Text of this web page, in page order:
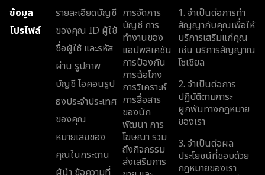
ข้อมูล
โปรไฟล์
รายละเอียดบัญชี
ของคุณ ID ผู้ใช้
ชื่อผู้ใช้ และรหัส
ผ่าน รูปภาพ
บัญชี ไอคอนรูป
ธงประจำประเทศ
ของคุณ
หมายเลขของ
คุณในกระดาน
การจัดการ
บัญชี การ
ทำงานของ
แอปพลิเคชัน
การป้องกัน
การฉ้อโกง
การวิเคราะห์
การสื่อสาร
ของนัก
พัฒนา การ
โฆษณา รวม
ถึงกิจกรรม
ส่งเสริมการ
1. จำเป็นต่อการทำ
สัญญากับคุณเพื่อให้
บริการเสริมแก่คุณ
เช่น บริการสัญญาณ
โซเชียล
2. จำเป็นต่อการ
ปฏิบัติตามภาระ
ผูกพันทางกฎหมาย
ของเรา
3. จำเป็นต่อผล
ประโยชน์ที่ชอบด้วย
กฎหมายของเรา